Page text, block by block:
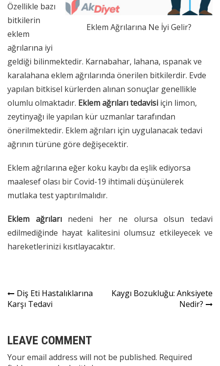
Eklem Ağrılarına Ne İyi Gelir?
Özellikle bazı
bitkilerin
eklem
ağrılarına iyi
geldiği bilinmektedir. Karnabahar, lahana, ıspanak ve
karalahana eklem ağrılarında önerilen bitkilerdir. Evde
yapılan bitkisel kürlerden alınan sonuçlar genellikle
olumlu olmaktadır. Eklem ağrıları tedavisi için limon,
zeytinyağı ile yapılan kür uzmanlar tarafından
önerilmektedir. Eklem ağrıları için uygulanacak tedavi
ağrının türüne göre değişecektir.
Eklem ağrılarına eğer koku kaybı da eşlik ediyorsa
maalesef olası bir Covid-19 ihtimali düşünülerek
mutlaka test yaptırılmalıdır.
Eklem ağrıları nedeni her ne olursa olsun tedavi
edilmediğinde hayat kalitesini olumsuz etkileyecek ve
hareketlerinizi kısıtlayacaktır.
Yazı
gezinmesi
Diş Eti Hastalıklarına
Karşı Tedavi
Kaygı Bozukluğu: Anksiyete
Nedir?
LEAVE COMMENT
Your email address will not be published. Required